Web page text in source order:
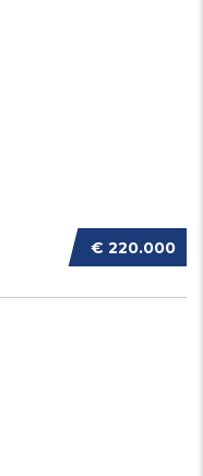
€ 220.000